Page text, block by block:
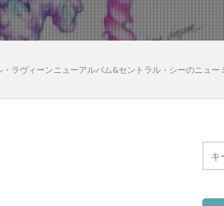
ヴィーンニューアルバム&セントラル・シーのニュー